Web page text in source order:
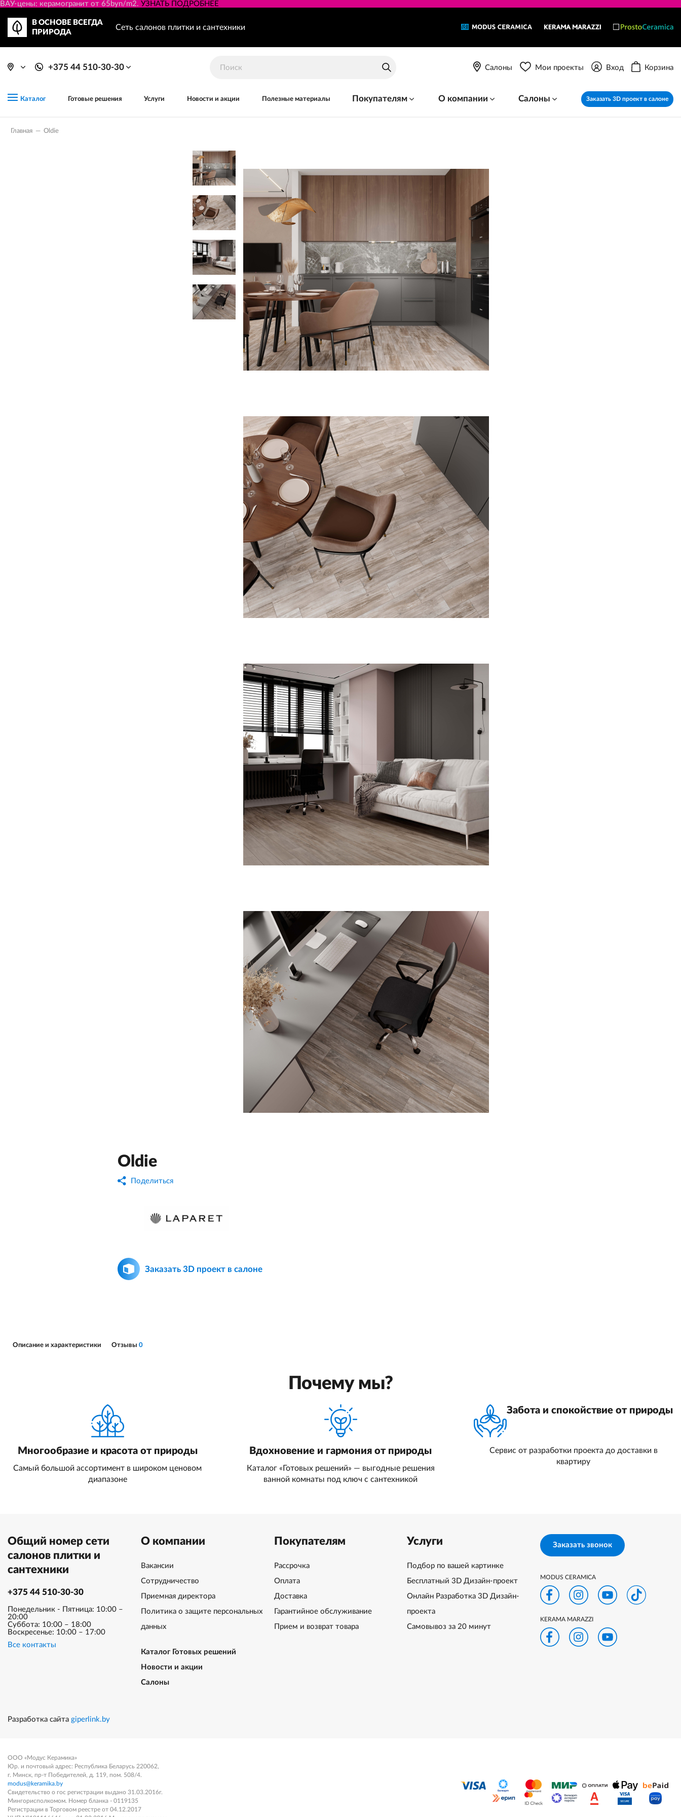
ВАУ-цены: керамогранит от 65byn/m2. УЗНАТЬ ПОДРОБНЕЕ
В ОСНОВЕ ВСЕГДА
ПРИРОДА
Сеть салонов плитки и сантехники
+375 44 510-30-30 Салоны Мои проекты Вход Корзина
Каталог Готовые решения Услуги Новости и акции Полезные материалы Покупателям О компании Салоны Заказать 3D проект в салоне
Главная — Oldie
Oldie
Поделиться
Заказать 3D проект в салоне
Описание и характеристики Отзывы 0
Почему мы?
Многообразие и красота от природы
Самый большой ассортимент в широком ценовом
диапазоне
Вдохновение и гармония от природы
Каталог «Готовых решений» — выгодные решения
ванной комнаты под ключ с сантехникой
Забота и спокойствие от природы
Сервис от разработки проекта до доставки в
квартиру
Общий номер сети
салонов плитки и
сантехники
+375 44 510-30-30
Понедельник - Пятница: 10:00 –
20:00
Суббота: 10:00 – 18:00
Воскресенье: 10:00 – 17:00
Все контакты
О компании
Вакансии
Сотрудничество
Приемная директора
Политика о защите персональных
данных
Каталог Готовых решений
Новости и акции
Салоны
Покупателям
Рассрочка
Оплата
Доставка
Гарантийное обслуживание
Прием и возврат товара
Услуги
Подбор по вашей картинке
Бесплатный 3D Дизайн-проект
Онлайн Разработка 3D Дизайн-
проекта
Самовывоз за 20 минут
Заказать звонок
MODUS CERAMICA
KERAMA MARAZZI
Разработка сайта giperlink.by
ООО «Модус Керамика»
Юр. и почтовый адрес: Республика Беларусь 220062,
г. Минск, пр-т Победителей, д. 119, пом. 508/4.
modus@keramika.by
Свидетельство о гос регистрации выдано 31.03.2016г.
Мингорисполкомом. Номер бланка - 0119135
Регистрации в Торговом реестре от 04.12.2017